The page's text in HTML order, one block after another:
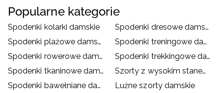
Popularne kategorie
Spodenki kolarki damskie
Spodenki dresowe damskie
Spodenki plażowe damskie
Spodenki treningowe damskie
Spodenki rowerowe damskie
Spodenki trekkingowe damskie
Spodenki tkaninowe damskie
Szorty z wysokim stanem damskie
Spodenki bawełniane damskie
Luźne szorty damskie